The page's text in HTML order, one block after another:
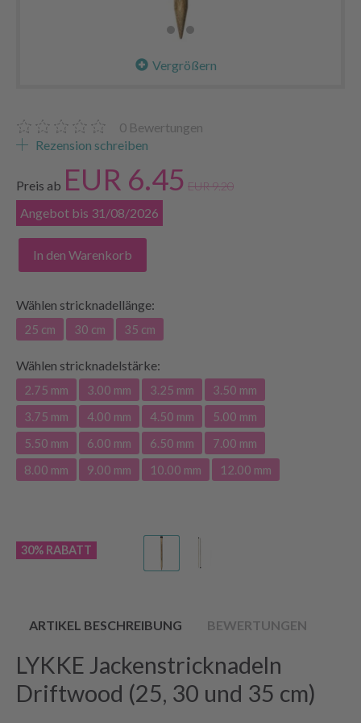
Vergrößern
0 Bewertungen
Rezension schreiben
Preis ab EUR 6.45 EUR 9.20
Angebot bis 31/08/2026
In den Warenkorb
Wählen stricknadellänge:
25 cm 30 cm 35 cm
Wählen stricknadelstärke:
2.75 mm 3.00 mm 3.25 mm
3.50 mm
3.75 mm
4.00 mm 4.50 mm
5.00 mm
5.50 mm
6.00 mm 6.50 mm
7.00 mm
8.00 mm
9.00 mm 10.00 mm 12.00 mm
30% RABATT
ARTIKEL BESCHREIBUNG BEWERTUNGEN
LYKKE Jackenstricknadeln
Driftwood (25, 30 und 35 cm)